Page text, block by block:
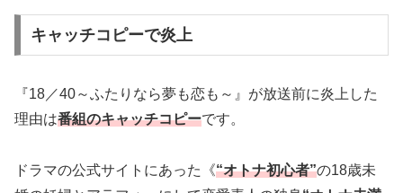
キャッチコピーで炎上
『18／40～ふたりなら夢も恋も～』が放送前に炎上した
理由は番組のキャッチコピーです。
ドラマの公式サイトにあった《“オトナ初心者”の18歳未